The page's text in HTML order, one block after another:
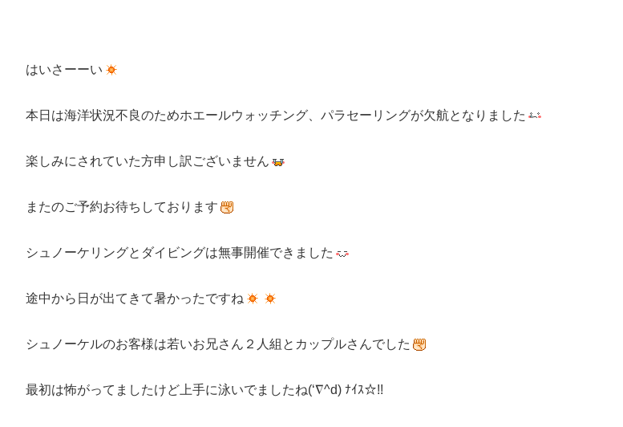
はいさーーい
本日は海洋状況不良のためホエールウォッチング、パラセーリングが欠航となりました
楽しみにされていた方申し訳ございません
またのご予約お待ちしております
シュノーケリングとダイビングは無事開催できました
途中から日が出てきて暑かったですね
シュノーケルのお客様は若いお兄さん２人組とカップルさんでした
最初は怖がってましたけど上手に泳いでましたね(‘∇^d) ﾅｲｽ☆!!